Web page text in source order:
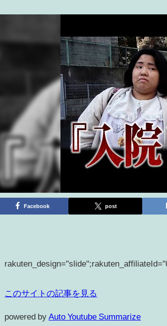
Facebook post
このサイトの記事を見る
powered by Auto Youtube Summarize